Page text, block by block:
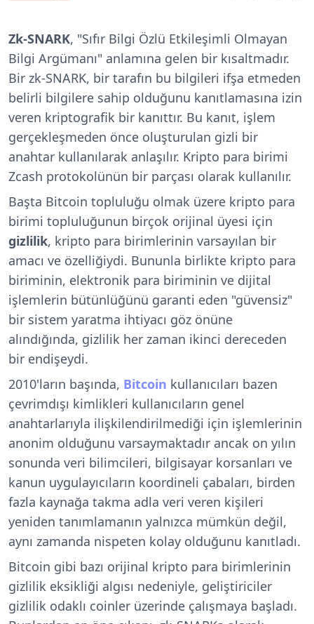
Zk-SNARK, "Sıfır Bilgi Özlü Etkileşimli Olmayan
Bilgi Argümanı" anlamına gelen bir kısaltmadır.
Bir zk-SNARK, bir tarafın bu bilgileri ifşa etmeden
belirli bilgilere sahip olduğunu kanıtlamasına izin
veren kriptografik bir kanıttır. Bu kanıt, işlem
gerçekleşmeden önce oluşturulan gizli bir
anahtar kullanılarak anlaşılır. Kripto para birimi
Zcash protokolünün bir parçası olarak kullanılır.
Başta Bitcoin topluluğu olmak üzere kripto para
birimi topluluğunun birçok orijinal üyesi için
gizlilik, kripto para birimlerinin varsayılan bir
amacı ve özelliğiydi. Bununla birlikte kripto para
biriminin, elektronik para biriminin ve dijital
işlemlerin bütünlüğünü garanti eden "güvensiz"
bir sistem yaratma ihtiyacı göz önüne
alındığında, gizlilik her zaman ikinci dereceden
bir endişeydi.
2010'ların başında, Bitcoin kullanıcıları bazen
çevrimdışı kimlikleri kullanıcıların genel
anahtarlarıyla ilişkilendirilmediği için işlemlerinin
anonim olduğunu varsaymaktadır ancak on yılın
sonunda veri bilimcileri, bilgisayar korsanları ve
kanun uygulayıcıların koordineli çabaları, birden
fazla kaynağa takma adla veri veren kişileri
yeniden tanımlamanın yalnızca mümkün değil,
aynı zamanda nispeten kolay olduğunu kanıtladı.
Bitcoin gibi bazı orijinal kripto para birimlerinin
gizlilik eksikliği algısı nedeniyle, geliştiriciler
gizlilik odaklı coinler üzerinde çalışmaya başladı.